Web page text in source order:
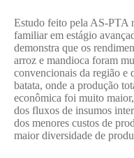
Estudo feito pela AS-PTA
familiar em estágio
demonstra que os
arroz e mandioca foram
convencionais da região e
batata, onde a produção
econômica foi muito
dos fluxos de insumos
dos menores custos de
maior diversidade de